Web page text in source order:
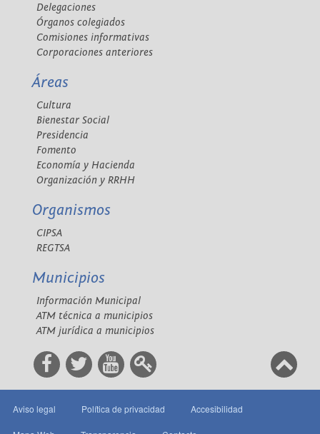
Delegaciones
Órganos colegiados
Comisiones informativas
Corporaciones anteriores
Áreas
Cultura
Bienestar Social
Presidencia
Fomento
Economía y Hacienda
Organización y RRHH
Organismos
CIPSA
REGTSA
Municipios
Información Municipal
ATM técnica a municipios
ATM jurídica a municipios
Aviso legal Política de privacidad Accesibilidad